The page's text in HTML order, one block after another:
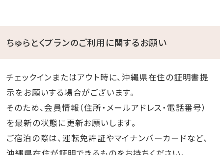
ちゅらとくプランのご利用に関するお願い
チェックインまたはアウト時に、沖縄県在住の証明書提
示をお願いする場合がございます。
そのため、会員情報（住所・メールアドレス・電話番号）
を最新の状態に更新お願いします。
ご宿泊の際は、運転免許証やマイナンバーカードなど、